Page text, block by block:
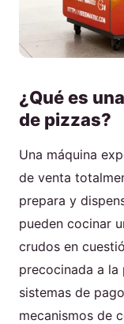
¿Qué es
de pizzas?
Una máquina
de venta
prepara y
pueden cocinar
crudos en
precocinada a la
sistemas de
mecanismos de